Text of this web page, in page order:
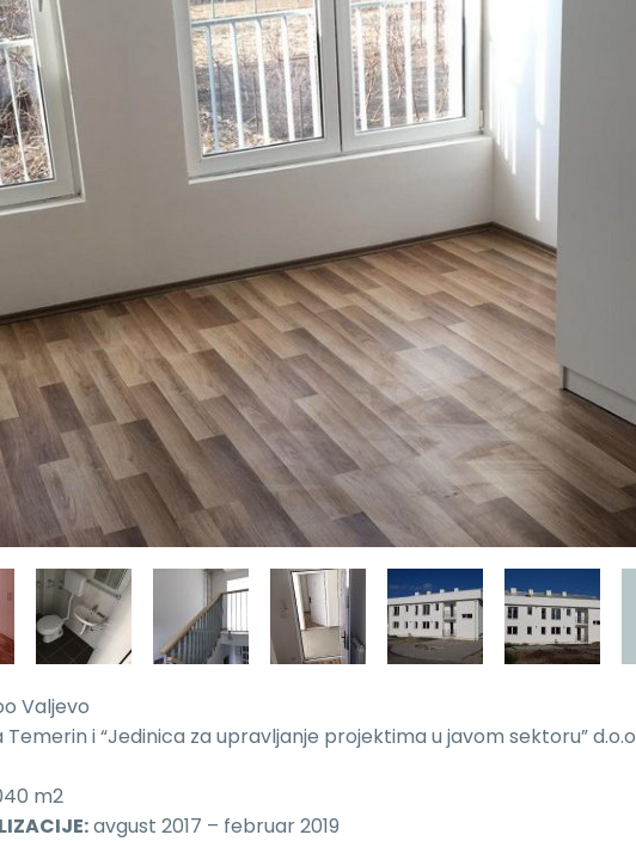
Valjevo
Temerin i “Jedinica za upravljanje projektima u javom sektoru” d.o.o
m2
avgust 2017 – februar 2019